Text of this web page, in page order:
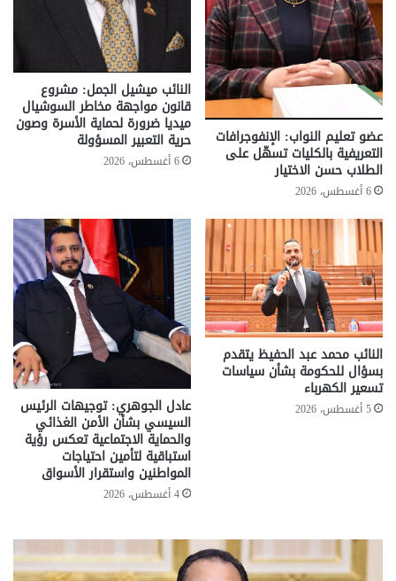
عضو تعليم النواب: الإنفوجرافات
التعريفية بالكليات تسهّل على
الطلاب حسن الاختيار
6 أغسطس، 2026
النائب ميشيل الجمل: مشروع
قانون مواجهة مخاطر السوشيال
ميديا ضرورة لحماية الأسرة وصون
حرية التعبير المسؤولة
6 أغسطس، 2026
النائب محمد عبد الحفيظ يتقدم
بسؤال للحكومة بشأن سياسات
تسعير الكهرباء
5 أغسطس، 2026 عادل الجوهري: توجيهات الرئيس
السيسي بشأن الأمن الغذائي
والحماية الاجتماعية تعكس رؤية
استباقية لتأمين احتياجات
المواطنين واستقرار الأسواق
4 أغسطس، 2026
تحركات
حكومية